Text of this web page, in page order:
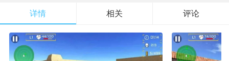
最新应用
游戏攻略
详情 相关 评论